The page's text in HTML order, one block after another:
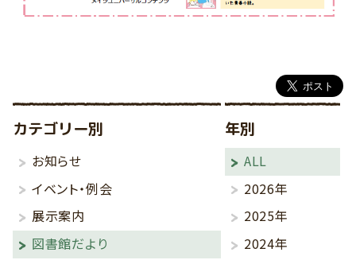
カテゴリー別
お知らせ
イベント・例会
展示案内
図書館だより
年別
ALL
2026年
2025年
2024年